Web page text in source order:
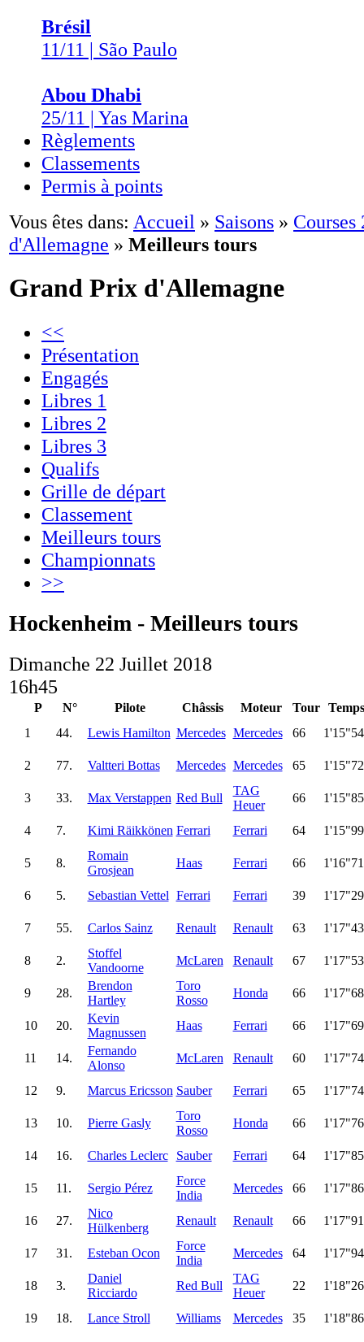
Brésil
11/11 | São Paulo
Abou Dhabi
25/11 | Yas Marina
Règlements
Classements
Permis à points
Vous êtes dans: Accueil » Saisons » Courses
d'Allemagne » Meilleurs tours
Grand Prix d'Allemagne
<<
Présentation
Engagés
Libres 1
Libres 2
Libres 3
Qualifs
Grille de départ
Classement
Meilleurs tours
Championnats
>>
Hockenheim - Meilleurs tours
Dimanche 22 Juillet 2018
16h45
P N° Pilote Châssis Moteur Tour
Temps
1
44. Lewis Hamilton Mercedes Mercedes 66
2 77. Valtteri Bottas Mercedes Mercedes 65
3 33. Max Verstappen Red Bull
TAG
Heuer
66
4 7. Kimi Räikkönen Ferrari Ferrari 64
5 8.
Romain
Grosjean
Haas Ferrari 66
6 5. Sebastian Vettel Ferrari Ferrari 39
7 55. Carlos Sainz Renault Renault 63
8 2.
Stoffel
Vandoorne
McLaren Renault 67
9 28.
Brendon
Hartley
Toro
Rosso
Honda 66
10 20.
Kevin
Magnussen
Haas Ferrari 66
11 14.
Fernando
Alonso
McLaren Renault 60
12 9. Marcus Ericsson Sauber Ferrari 65
13 10. Pierre Gasly
Toro
Rosso
Honda 66
14 16. Charles Leclerc Sauber Ferrari 64
15 11. Sergio Pérez
Force
India
Mercedes 66
16 27.
Nico
Hülkenberg
Renault Renault 66
17 31. Esteban Ocon
Force
India
Mercedes 64
18 3.
Daniel
Ricciardo
Red Bull
TAG
Heuer
22
19 18. Lance Stroll Williams Mercedes 35